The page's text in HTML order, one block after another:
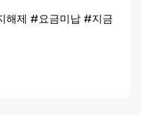
해제 #요금미납 #지금